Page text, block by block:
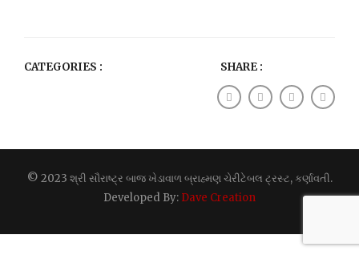
CATEGORIES : SHARE :
© 2023 શ્રી સૌરાષ્ટ્ર બાજ ખેડાવાળ બ્રાહ્મણ ચેરીટેબલ ટ્રસ્ટ, કર્ણાવતી.
Developed By: Dave Creation